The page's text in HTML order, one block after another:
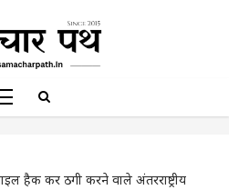
हैक कर ठगी करने वाले अंतरराष्ट्रीय